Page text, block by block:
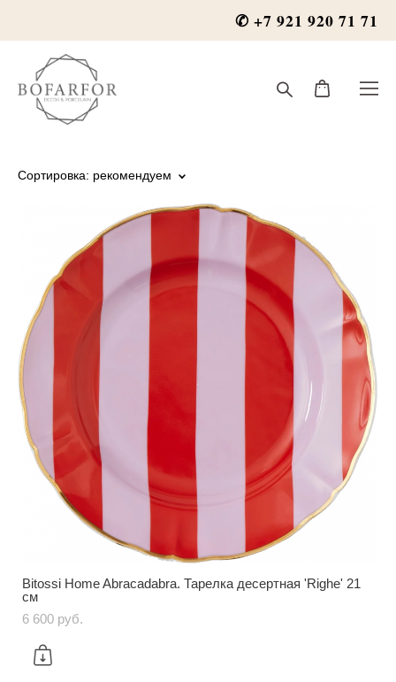
✆ +7 921 920 71 71
Сортировка: рекомендуем
Bitossi Home Abracadabra. Тарелка десертная 'Righe' 21
см
6 600 pуб.